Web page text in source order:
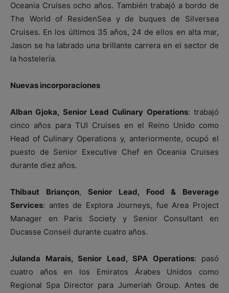
Oceania Cruises ocho años. También trabajó a bordo de
The World of ResidenSea y de buques de Silversea
Cruises. En los últimos 35 años, 24 de ellos en alta mar,
Jason se ha labrado una brillante carrera en el sector de
la hostelería.
Nuevas incorporaciones
Alban Gjoka, Senior Lead Culinary Operations: trabajó
cinco años para TUI Cruises en el Reino Unido como
Head of Culinary Operations y, anteriormente, ocupó el
puesto de Senior Executive Chef en Oceania Cruises
durante diez años.
Thibaut Briançon, Senior Lead, Food & Beverage
Services: antes de Explora Journeys, fue Area Project
Manager en Paris Society y Senior Consultant en
Ducasse Conseil durante cuatro años.
Julanda Marais, Senior Lead, SPA Operations: pasó
cuatro años en los Emiratos Árabes Unidos como
Regional Spa Director para Jumeriah Group. Antes de